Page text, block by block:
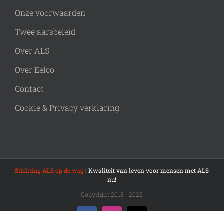
Onze voorwaarden
Tweejaarsbeleid
Over ALS
Over Eelco
Contact
Cookie & Privacy verklaring
Stichting ALS op de weg| Kwaliteit van leven voor mensen met ALS
nu!
Copyright 2015 - 2026